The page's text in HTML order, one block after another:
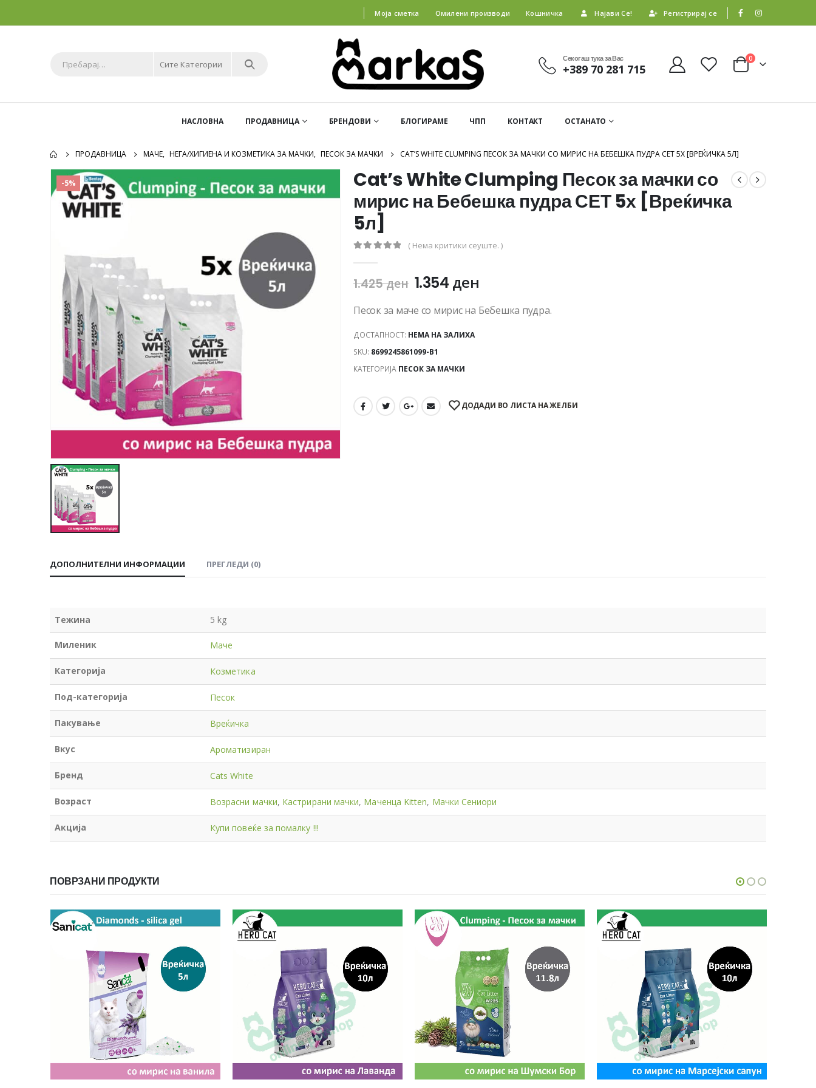
Моја сметка Омилени производи Кошничка Најави Се! Регистрирај се
Сите Категории
Секогаш тука за Вас
+389 70 281 715
0
НАСЛОВНА ПРОДАВНИЦА БРЕНДОВИ БЛОГИРАМЕ ЧПП КОНТАКТ ОСТАНАТО
ПРОДАВНИЦА МАЧЕ, НЕГА/ХИГИЕНА И КОЗМЕТИКА ЗА МАЧКИ, ПЕСОК ЗА МАЧКИ CAT’S WHITE CLUMPING ПЕСОК ЗА МАЧКИ СО МИРИС НА БЕБЕШКА ПУДРА СЕТ 5Х [ВРЕЌИЧКА 5Л]
-5%
Cat’s White Clumping Песок за мачки со
мирис на Бебешка пудра СЕТ 5х [Вреќичка
5л]
( Нема критики сеуште. )
1.425ден 1.354 ден
Песок за маче со мирис на Бебешка пудра.
ДОСТАПНОСТ: НЕМА НА ЗАЛИХА
SKU: 8699245861099-B1
КАТЕГОРИЈА ПЕСОК ЗА МАЧКИ
ДОДАДИ ВО ЛИСТА НА ЖЕЛБИ
ДОПОЛНИТЕЛНИ ИНФОРМАЦИИ ПРЕГЛЕДИ (0)
Тежина 5 kg
Миленик Маче
Категорија Козметика
Под-категорија Песок
Пакување Вреќичка
Вкус Ароматизиран
Бренд Cats White
Возраст Возрасни мачки, Кастрирани мачки, Маченца Kitten, Мачки Сениори
Акција Купи повеќе за помалку !!!
ПОВРЗАНИ ПРОДУКТИ